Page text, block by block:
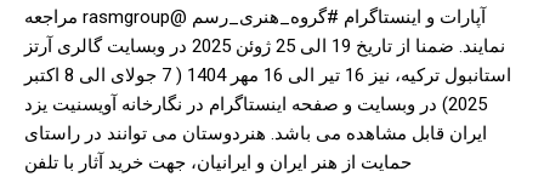
آپارات و اینستاگرام #گروه_هنری_رسم @rasmgroup مراجعه
نمایند. ضمنا از تاریخ 19 الی 25 ژوئن 2025 در وبسایت گالری آرتز
استانبول ترکیه، نیز 16 تیر الی 16 مهر 1404 ( 7 جولای الی 8 اکتبر
2025) در وبسایت و صفحه اینستاگرام در نگارخانه آویسنیت یزد
ایران قابل مشاهده می باشد. هنردوستان می توانند در راستای
حمایت از هنر ایران و ایرانیان، جهت خرید آثار با تلفن